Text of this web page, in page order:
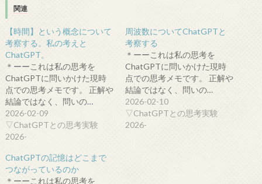
関連
【時間】という概念について
考察する。私の考えと
ChatGPT。
＊ーーこれは私の思考を
ChatGPTに問いかけた現時
点での思考メモです。 正解や
結論ではなく、問いの…
2026-02-09
▽ChatGPTとの思考実験
2026-
周波数についてChatGPTと
考察する
＊ーーこれは私の思考を
ChatGPTに問いかけた現時
点での思考メモです。 正解や
結論ではなく、問いの…
2026-02-10
▽ChatGPTとの思考実験
2026-
ChatGPTの記憶はどこまで
つながっているのか
＊ーーこれは私の思考を